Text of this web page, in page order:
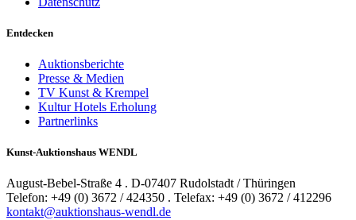
Entdecken
Auktionsberichte
Presse & Medien
TV Kunst & Krempel
Kultur Hotels Erholung
Partnerlinks
Kunst-Auktionshaus WENDL
August-Bebel-Straße 4 . D-07407 Rudolstadt / Thüringen
Telefon: +49 (0) 3672 / 424350 . Telefax: +49 (0) 3672 / 412296
kontakt@auktionshaus-wendl.de